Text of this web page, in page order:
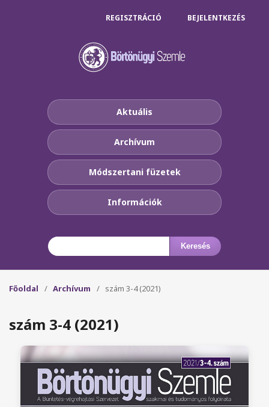
Aktuális
Archívum
Módszertani füzetek
Információk
Keresés
REGISZTRÁCIÓ BEJELENTKEZÉS
Főoldal / Archívum / szám 3-4 (2021)
szám 3-4 (2021)